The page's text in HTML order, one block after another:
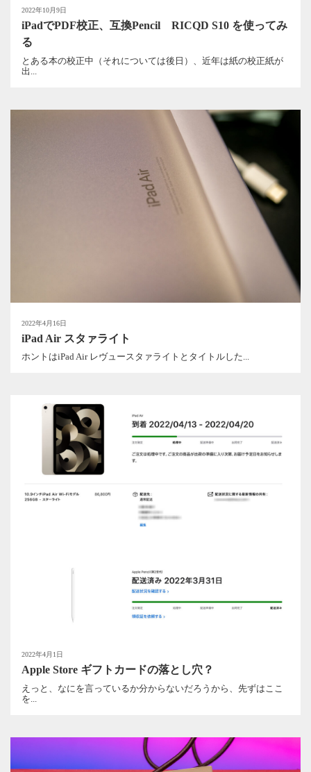
2022年10月9日
iPadでPDF校正、互換Pencil RICQD S10 を使ってみ
る
とある本の校正中（それについては後日）、近年は紙の校正紙が
出...
2022年4月16日
iPad Air スタァライト
ホントはiPad Air レヴュースタァライトとタイトルした...
2022年4月1日
Apple Store ギフトカードの落とし穴？
えっと、なにを言っているか分からないだろうから、先ずはここ
を...